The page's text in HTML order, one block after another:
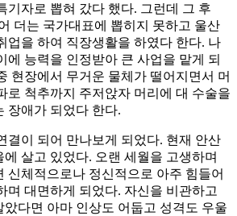
기자로 뽑혀 갔다 했다. 그런데 그 후
더는 국가대표에 뽑히지 못하고 울산
업을 하여 직장생활을 하였다 한다. 나
에 능력을 인정받아 큰 사업을 맡게 되
현장에서 무거운 물체가 떨어지면서 머
로 척추까지 주저앉자 머리에 대 수술을
장애가 되었다 한다.
결이 되어 만나보게 되었다. 현재 안산
살고 있었다. 오랜 세월을 고생하며
신체적으로나 정신적으로 아주 힘들어
며 대면하게 되었다. 자신을 비관하고
다면 아마 인상도 어둡고 성격도 우울